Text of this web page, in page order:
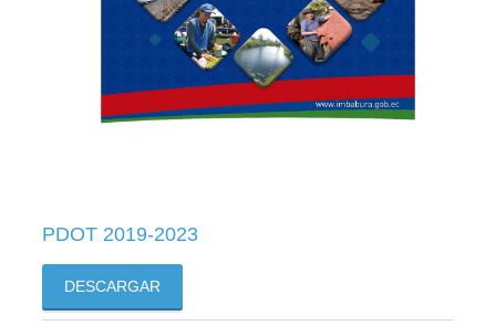
PDOT 2019-2023
DESCARGAR